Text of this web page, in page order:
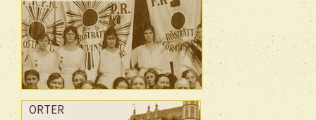
ORTER